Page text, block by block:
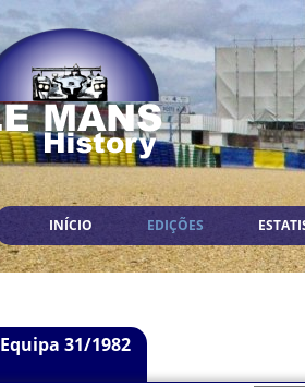
INÍCIO EDIÇÕES
Equipa 31/1982